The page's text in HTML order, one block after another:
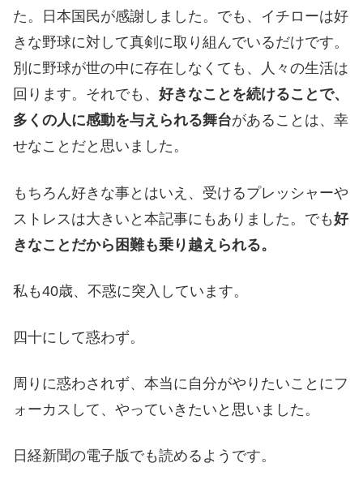
た。日本国民が感謝しました。でも、イチローは好
きな野球に対して真剣に取り組んでいるだけです。
別に野球が世の中に存在しなくても、人々の生活は
回ります。それでも、 好きなことを続けることで、
多くの人に感動を与えられる舞台があることは、幸
せなことだと思いました。
もちろん好きな事とはいえ、受けるプレッシャーや
ストレスは大きいと本記事にもありました。でも好
きなことだから困難も乗り越えられる。
私も40歳、不惑に突入しています。
四十にして惑わず。
周りに惑わされず、本当に自分がやりたいことにフ
ォーカスして、やっていきたいと思いました。
日経新聞の電子版でも読めるようです。